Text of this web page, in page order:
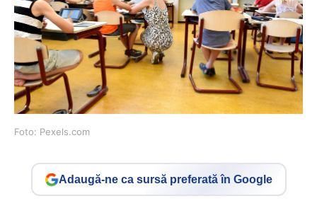
Foto: Pexels.com
Adaugă-ne ca sursă preferată în Google